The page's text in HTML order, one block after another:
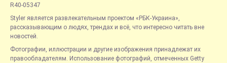
R40-05347
Styler является развлекательным проектом «РБК-Украина»,
рассказывающим о людях, трендах и всё, что интересно читать вне
новостей.
Фотографии, иллюстрации и другие изображения принадлежат их
правообладателям. Использование фотографий, отмеченных Getty